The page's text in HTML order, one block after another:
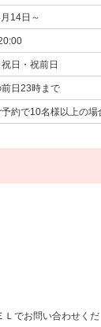
14日～
日・祝前日
日23時まで
約で10名様以上の場
でお問い合わせくだ